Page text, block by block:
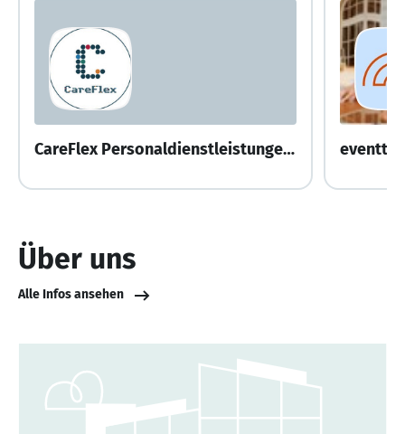
CareFlex Personaldienstleistungen gGmbH
Über uns
Alle Infos ansehen